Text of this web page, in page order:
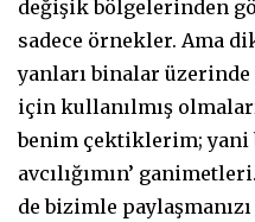
değişik bölgelerinden
sadece örnekler. Ama
yanları binalar üzerinde
için kullanılmış
benim çektiklerim; yani
avcılığımın’
de bizimle